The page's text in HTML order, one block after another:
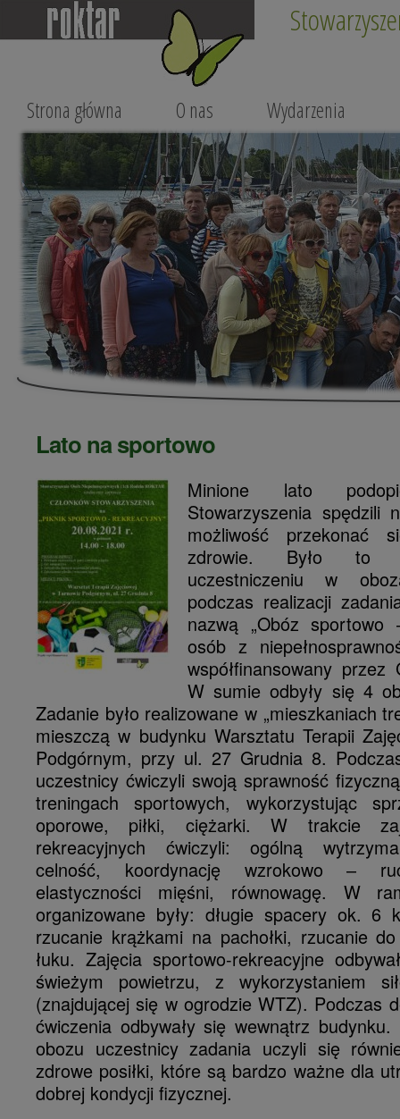
Strona główna O nas Wydarzenia
Lato na sportowo
Minione lato
Stowarzyszenia spędzili
możliwość
zdrowie. Było to
uczestniczeniu w
podczas realizacji
nazwą „Obóz
osób z
współfinansowany przez
W sumie odbyły się 4
Zadanie było realizowane w „mieszkaniach
mieszczą w budynku Warsztatu Terapii
Podgórnym, przy ul. 27 Grudnia 8.
uczestnicy ćwiczyli swoją sprawność
treningach sportowych, wykorzystując
oporowe, piłki, ciężarki. W trakcie
rekreacyjnych ćwiczyli: ogólną
celność, koordynację wzrokowo –
elastyczności mięśni, równowagę. W
organizowane były: długie spacery ok.
rzucanie krążkami na pachołki, rzucanie
łuku. Zajęcia sportowo-rekreacyjne
świeżym powietrzu, z wykorzystaniem
(znajdującej się w ogrodzie WTZ). Podczas
ćwiczenia odbywały się wewnątrz
obozu uczestnicy zadania uczyli się
zdrowe posiłki, które są bardzo ważne dla
dobrej kondycji fizycznej.